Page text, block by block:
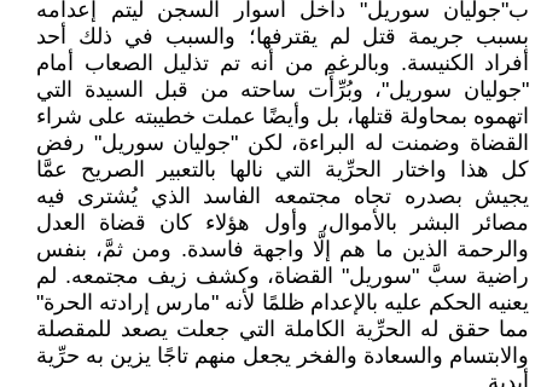
ب"جوليان سوريل" داخل أسوار السجن ليتم إعدامه
بسبب جريمة قتل لم يقترفها؛ والسبب في ذلك أحد
أفراد الكنيسة. وبالرغم من أنه تم تذليل الصعاب أمام
"جوليان سوريل"، وبُرِّأَت ساحته من قبل السيدة التي
اتهموه بمحاولة قتلها، بل وأيضًا عملت خطيبته على شراء
القضاة وضمنت له البراءة، لكن "جوليان سوريل" رفض
كل هذا واختار الحرِّية التي نالها بالتعبير الصريح عمَّا
يجيش بصدره تجاه مجتمعه الفاسد الذي يُشترى فيه
مصائر البشر بالأموال، وأول هؤلاء كان قضاة العدل
والرحمة الذين ما هم إلَّا واجهة فاسدة. ومن ثمَّ، بنفس
راضية سبَّ "سوريل" القضاة، وكشف زيف مجتمعه. لم
يعنيه الحكم عليه بالإعدام ظلمًا لأنه "مارس إرادته الحرة"
مما حقق له الحرِّية الكاملة التي جعلت يصعد للمقصلة
والابتسام والسعادة والفخر يجعل منهم تاجًا يزين به حرِّية